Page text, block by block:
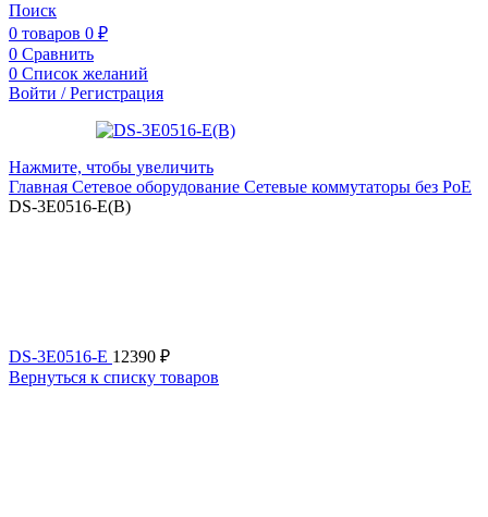
Поиск
0 товаров 0 ₽
0 Сравнить
0 Список желаний
Войти / Регистрация
Нажмите, чтобы увеличить
Главная Сетевое оборудование Сетевые коммутаторы без PoE
DS-3E0516-E(B)
DS-3E0516-E 12390 ₽
Вернуться к списку товаров